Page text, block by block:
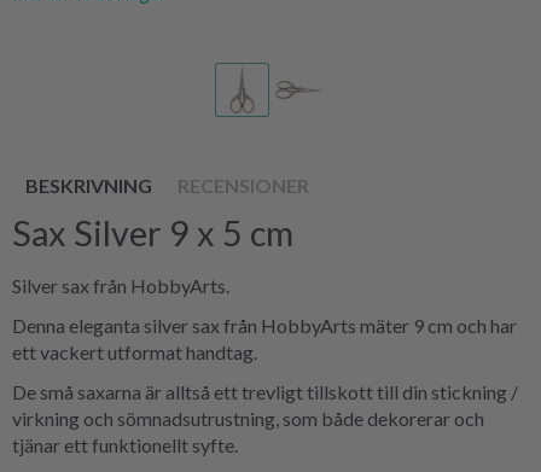
BESKRIVNING RECENSIONER
Sax Silver 9 x 5 cm
Silver sax från HobbyArts.
Denna eleganta silver sax från HobbyArts mäter 9 cm och har
ett vackert utformat handtag.
De små saxarna är alltså ett trevligt tillskott till din stickning /
virkning och sömnadsutrustning, som både dekorerar och
tjänar ett funktionellt syfte.